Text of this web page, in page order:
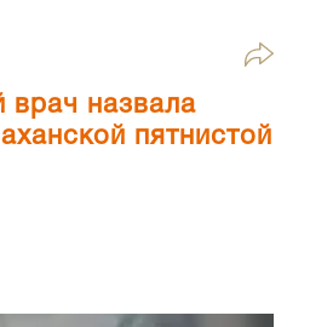
врач назвала
пятнистой